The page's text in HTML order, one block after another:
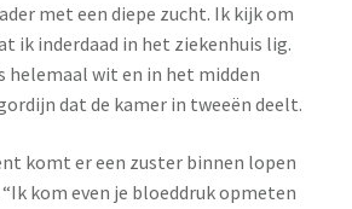
met een diepe zucht. Ik kijk om
ik inderdaad in het ziekenhuis lig.
helemaal wit en in het midden
dat de kamer in tweeën deelt.
komt er een zuster binnen lopen
kom even je bloeddruk opmeten